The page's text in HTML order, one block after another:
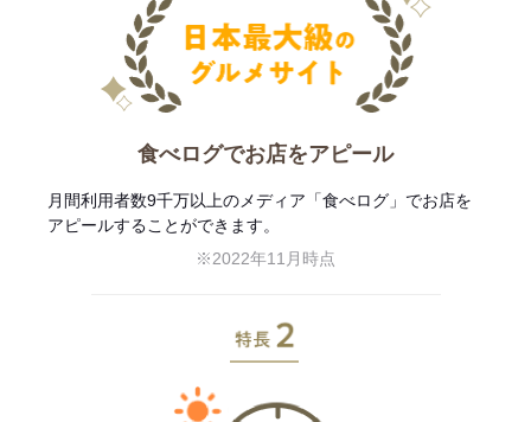
食べログでお店をアピール
月間利用者数9千万以上のメディア「食べログ」でお店を
アピールすることができます。
※2022年11月時点